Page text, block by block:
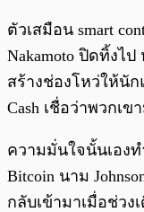
ตัวเสมือน smart
Nakamoto ปิดทิ้งไ
สร้างช่องโหว่ให้นั
Cash เชื่อว่าพวกเ
ความมั่นใจนั้นเอง
Bitcoin นาม
กลับเข้ามาเมื่อช่ว